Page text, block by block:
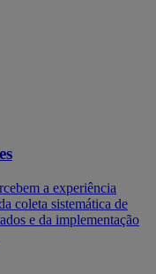
a experiência
coleta sistemática de
e da implementação